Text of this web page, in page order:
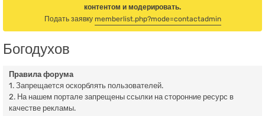
контентом и модерировать.
Подать заявку memberlist.php?mode=contactadmin
Богодухов
Правила форума
1. Запрещается оскорблять пользователей.
2. На нашем портале запрещены ссылки на сторонние ресурс в
качестве рекламы.